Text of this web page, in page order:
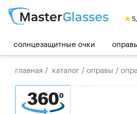
солнцезащитные очки
главная / каталог /оправы /